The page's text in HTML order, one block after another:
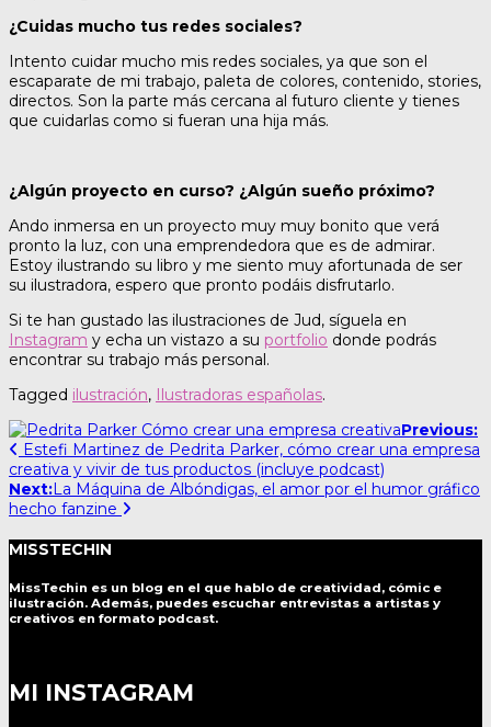
¿Cuidas mucho tus redes sociales?
Intento cuidar mucho mis redes sociales, ya que son el
escaparate de mi trabajo, paleta de colores, contenido, stories,
directos. Son la parte más cercana al futuro cliente y tienes
que cuidarlas como si fueran una hija más.
¿Algún proyecto en curso? ¿Algún sueño próximo?
Ando inmersa en un proyecto muy muy bonito que verá
pronto la luz, con una emprendedora que es de admirar.
Estoy ilustrando su libro y me siento muy afortunada de ser
su ilustradora, espero que pronto podáis disfrutarlo.
Si te han gustado las ilustraciones de Jud, síguela en
Instagram y echa un vistazo a su portfolio donde podrás
encontrar su trabajo más personal.
Tagged ilustración, Ilustradoras españolas.
Post
navigation
Previous:
Estefi Martinez de Pedrita Parker, cómo crear una empresa
creativa y vivir de tus productos (incluye podcast)
Next:La Máquina de Albóndigas, el amor por el humor gráfico
hecho fanzine
MISSTECHIN
MissTechin es un blog en el que hablo de creatividad, cómic e
ilustración. Además, puedes escuchar entrevistas a artistas y
creativos en formato podcast.
MI INSTAGRAM